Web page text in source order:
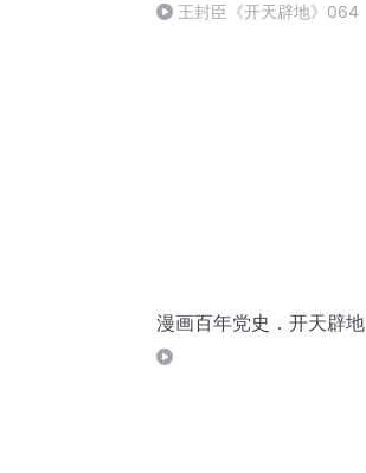
王封臣《开天辟地》064
漫画百年党史．开天辟地